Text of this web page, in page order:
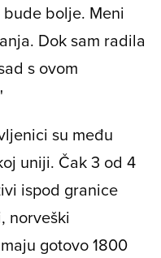
bolje. Meni
Dok sam radila
s ovom
su među
uniji. Čak 3 od 4
ispod granice
norveški
gotovo 1800